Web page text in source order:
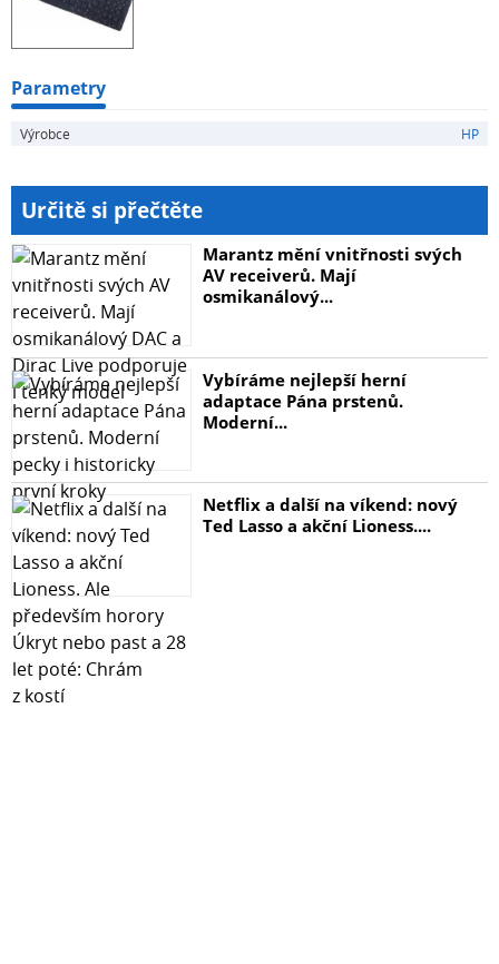
Parametry
Výrobce HP
Určitě si přečtěte
Marantz mění vnitřnosti svých
AV receiverů. Mají
osmikanálový...
Vybíráme nejlepší herní
adaptace Pána prstenů.
Moderní...
Netflix a další na víkend: nový
Ted Lasso a akční Lioness....